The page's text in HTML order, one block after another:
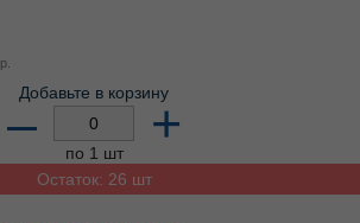
р.
Добавьте в корзину
– +
по 1 шт
Остаток: 26 шт